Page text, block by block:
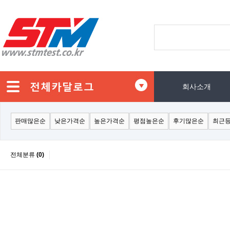
회사소개
판매많은순 낮은가격순 높은가격순 평점높은순 후기많은순 최근
전체분류 (0)